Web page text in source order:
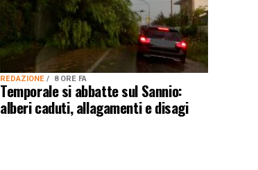
REDAZIONE 8 ORE FA
Temporale si abbatte sul Sannio:
alberi caduti, allagamenti e disagi